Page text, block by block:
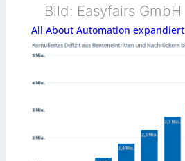
Bild: Easyfairs GmbH
All About Automation expandiert